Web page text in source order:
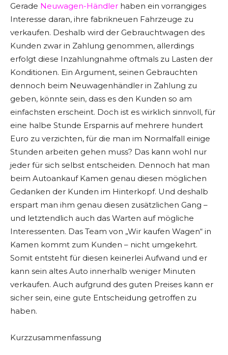
Gerade Neuwagen-Händler haben ein vorrangiges
Interesse daran, ihre fabrikneuen Fahrzeuge zu
verkaufen. Deshalb wird der Gebrauchtwagen des
Kunden zwar in Zahlung genommen, allerdings
erfolgt diese Inzahlungnahme oftmals zu Lasten der
Konditionen. Ein Argument, seinen Gebrauchten
dennoch beim Neuwagenhändler in Zahlung zu
geben, könnte sein, dass es den Kunden so am
einfachsten erscheint. Doch ist es wirklich sinnvoll, für
eine halbe Stunde Ersparnis auf mehrere hundert
Euro zu verzichten, für die man im Normalfall einige
Stunden arbeiten gehen muss? Das kann wohl nur
jeder für sich selbst entscheiden. Dennoch hat man
beim Autoankauf Kamen genau diesen möglichen
Gedanken der Kunden im Hinterkopf. Und deshalb
erspart man ihm genau diesen zusätzlichen Gang –
und letztendlich auch das Warten auf mögliche
Interessenten. Das Team von „Wir kaufen Wagen“ in
Kamen kommt zum Kunden – nicht umgekehrt.
Somit entsteht für diesen keinerlei Aufwand und er
kann sein altes Auto innerhalb weniger Minuten
verkaufen. Auch aufgrund des guten Preises kann er
sicher sein, eine gute Entscheidung getroffen zu
haben.
Kurzzusammenfassung